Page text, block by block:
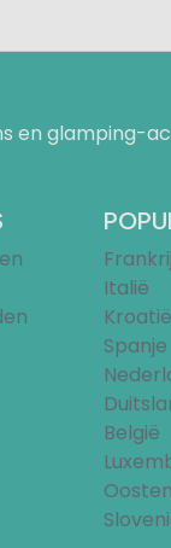
glamping-
Italië
Kroatië
Spanje
België